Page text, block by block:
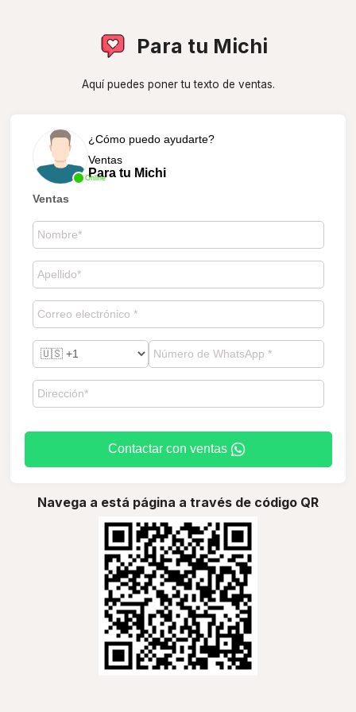
Para tu Michi
Aquí puedes poner tu texto de ventas.
Online
¿Cómo puedo ayudarte?
Ventas
Para tu Michi
Ventas
Contactar con ventas
Navega a está página a través de código QR